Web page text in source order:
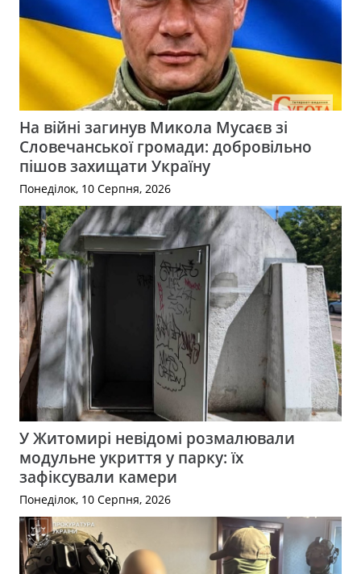
На війні загинув Микола Мусаєв зі
Словечанської громади: добровільно
пішов захищати Україну
Понеділок, 10 Серпня, 2026
У Житомирі невідомі розмалювали
модульне укриття у парку: їх
зафіксували камери
Понеділок, 10 Серпня, 2026